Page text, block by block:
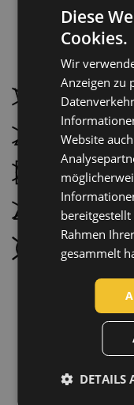
Nicht waschen
Nicht bleichen
Nicht im
Nicht bügeln
Nicht
Diese
Cookies.
Wir
Anzeigen zu
Website
Rahmen
gesammelt
DETAILS